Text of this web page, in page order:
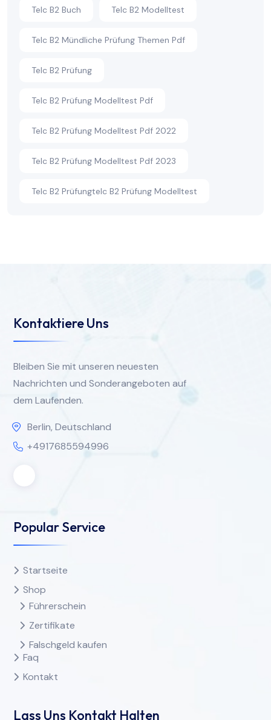
Telc B2 Buch Telc B2 Modelltest
Telc B2 Mündliche Prüfung Themen Pdf
Telc B2 Prüfung
Telc B2 Prüfung Modelltest Pdf
Telc B2 Prüfung Modelltest Pdf 2022
Telc B2 Prüfung Modelltest Pdf 2023
Telc B2 Prüfungtelc B2 Prüfung Modelltest
Kontaktiere Uns
Bleiben Sie mit unseren neuesten
Nachrichten und Sonderangeboten auf
dem Laufenden.
Berlin, Deutschland
+4917685594996
Popular Service
Startseite
Shop
Führerschein
Zertifikate
Falschgeld kaufen
Faq
Kontakt
Lass Uns Kontakt Halten